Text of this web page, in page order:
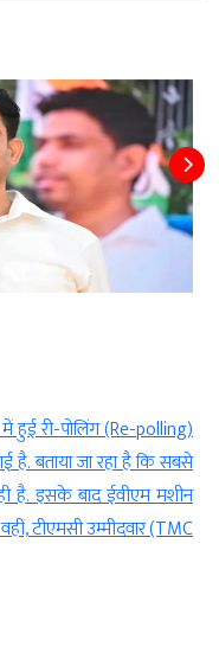
के लिए किया...
Commission) ने
के लिए तारीख
में 12 राज्यों से खाली हो
महाराष्ट्र में सुनेत्रा अजित